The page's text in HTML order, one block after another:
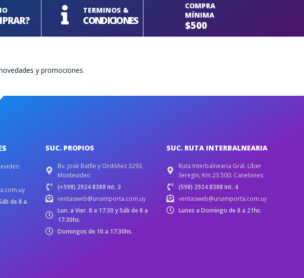
TERMINOS &
CONDICIONES
COMPRA
MÍNIMA
$500
y promociones.
de 8 a
SUC. PROPIOS
Bv. José Batlle y Ordóñez 3293,
Montevideo
(+598) 2924 8388 Int. 3
ventasweb@uruimporta.com.uy
Lun. a Vier. 8 a 17:30 y Sáb de 8 a
17:30hs.
Domingos de 10 a 17:30hs.
SUC. RUTA INTERBALNEARIA
Ruta Interbalnearia Gral. Líber
Seregni, Km 23.500. Canelones
(598) 2924 8388 Int. 4
ventasweb@uruimporta.com.uy
Lunes a Domingo de 8 a 21hs.